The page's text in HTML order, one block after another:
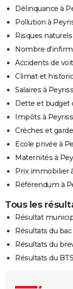
Délinquance à
Pollution à
Risques
Nombre
Accidents de
Climat et
Salaires à
Dette et budget
Impôts à
Crèches et
Ecole privée à
Maternités à
Prix immobilier
Référendum à
Tous les
Résultat
Résultats du
Résultats du
Résultats du